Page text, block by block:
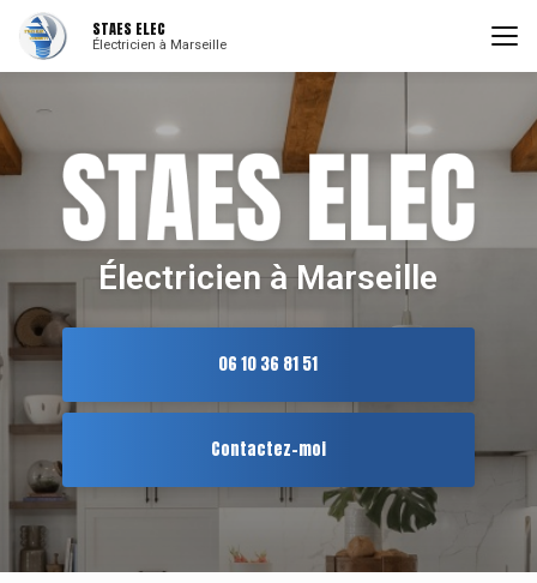
contenu
STAES ELEC
Électricien à Marseille
Électricien à Marseille
06 10 36 81 51
Contactez-moi